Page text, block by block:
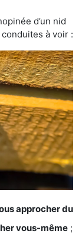
d’un nid
à voir :
approcher du
vous-même ;